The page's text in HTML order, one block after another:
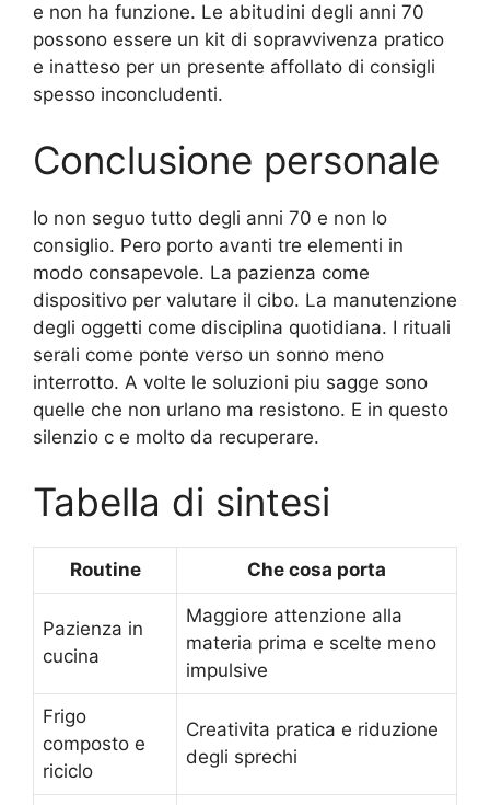
e non ha funzione. Le abitudini degli anni 70
possono essere un kit di sopravvivenza pratico
e inatteso per un presente affollato di consigli
spesso inconcludenti.
Conclusione personale
Io non seguo tutto degli anni 70 e non lo
consiglio. Pero porto avanti tre elementi in
modo consapevole. La pazienza come
dispositivo per valutare il cibo. La manutenzione
degli oggetti come disciplina quotidiana. I rituali
serali come ponte verso un sonno meno
interrotto. A volte le soluzioni piu sagge sono
quelle che non urlano ma resistono. E in questo
silenzio c e molto da recuperare.
Tabella di sintesi
Routine Che cosa porta
Pazienza in
cucina
Maggiore attenzione alla
materia prima e scelte meno
impulsive
Frigo
composto e
riciclo
Creativita pratica e riduzione
degli sprechi